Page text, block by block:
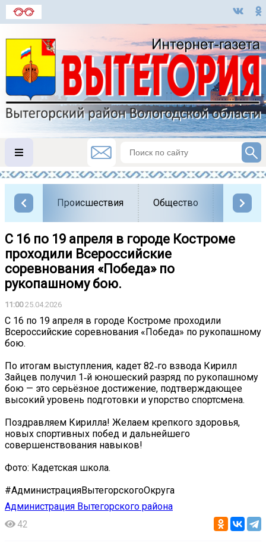
Происшествия Общество Власть
С 16 по 19 апреля в городе Костроме
проходили Всероссийские
соревнования «Победа» по
рукопашному бою.
11:0025.04.2026
С 16 по 19 апреля в городе Костроме проходили
Всероссийские соревнования «Победа» по рукопашному
бою.
По итогам выступления, кадет 82‑го взвода Кирилл
Зайцев получил 1‑й юношеский разряд по рукопашному
бою — это серьёзное достижение, подтверждающее
высокий уровень подготовки и упорство спортсмена.
Поздравляем Кирилла! Желаем крепкого здоровья,
новых спортивных побед и дальнейшего
совершенствования навыков!
Фото: Кадетская школа.
#АдминистрацияВытегорскогоОкруга
Администрация Вытегорского района
42